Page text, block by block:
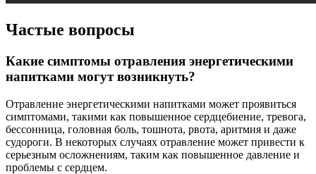
Частые вопросы
Какие симптомы отравления энергетическими
напитками могут возникнуть?
Отравление энергетическими напитками может проявиться
симптомами, такими как повышенное сердцебиение, тревога,
бессонница, головная боль, тошнота, рвота, аритмия и даже
судороги. В некоторых случаях отравление может привести к
серьезным осложнениям, таким как повышенное давление и
проблемы с сердцем.